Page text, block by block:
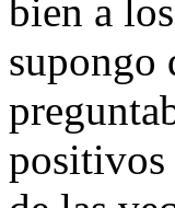
bien a
supongo
positivos